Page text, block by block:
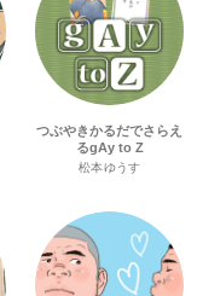
つぶやきかるだでさらえ
るgAy to Z
松本ゆうす